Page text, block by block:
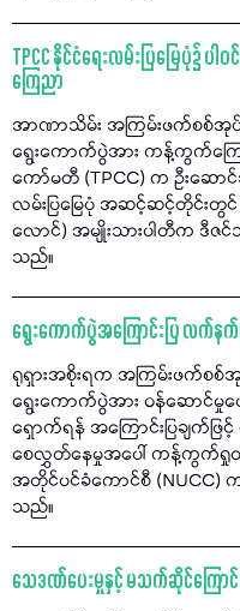
TPCC နိုင်ငံရေးလမ်းပြမြေပုံ၌
ကြေညာ
အာဏာသိမ်း အကြမ်းဖက်စစ်အု
ရွေးကောက်ပွဲအား ကန့်ကွက်ကြေ
ကော်မတီ (TPCC) က ဦးဆေ
လမ်းပြမြေပုံ အဆင့်ဆင့်တိုင်းတွ
လောင်) အမျိုးသားပါတီက ဒီ
သည်။
ရွေးကောက်ပွဲအကြောင်းပြ လက်န
ရုရှားအစိုးရက အကြမ်းဖက်စ
ရွေးကောက်ပွဲအား ဝန်ဆောင်မှုပ
ရှောက်ရန် အကြောင်းပြချက်ဖ
စေလွှတ်နေမှုအပေါ် ကန့်ကွက်ရှုတ်
အတိုင်ပင်ခံကောင်စီ
သည်။
သေဒဏ်ပေးမှုနှင့် မသက်ဆိုင်ကြော